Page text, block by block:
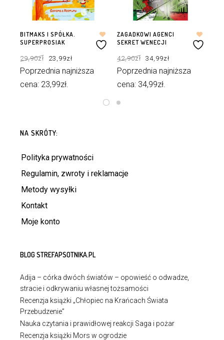
BITMAKS I SPÓŁKA.
SUPERPROSIAK
29,90zł cena
wynosiła:
29,90zł.
23,99złcena
23,99zł.
Poprzednia najniższa
cena: 23,99zł.
ZAGADKOWI AGENCI
SEKRET WENECJI
42,90zł cena
wynosiła:
42,90zł.
34,99złcena
34,99zł.
Poprzednia najniższa
cena: 34,99zł.
NA SKRÓTY:
Polityka prywatności
Regulamin, zwroty i reklamacje
Metody wysyłki
Kontakt
Moje konto
BLOG STREFAPSOTNIKA.PL
Adija – córka dwóch światów – opowieść o odwadze,
stracie i odkrywaniu własnej tożsamości
Recenzja książki „Chłopiec na Krańcach Świata
Przebudzenie”
Nauka czytania i prawidłowej reakcji Saga i pożar
Recenzja książki Mors w ogrodzie